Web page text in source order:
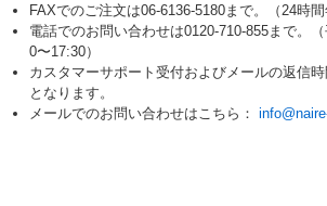
FAXでのご注文は06-6136-5180まで。（24時間
電話でのお問い合わせは0120-710-855まで。
0〜17:30）
カスタマーサポート受付およびメールの返信
となります。
メールでのお問い合わせはこちら：